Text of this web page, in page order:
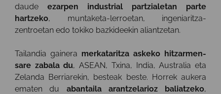
daude ezarpen industrial partzialetan parte
hartzeko, muntaketa-lerroetan, ingeniaritza-
zentroetan edo tokiko bazkideekin aliantzetan.
Tailandia gainera merkataritza askeko hitzarmen-
sare zabala du, ASEAN, Txina, India, Australia eta
Zelanda Berriarekin, besteak beste. Horrek aukera
ematen du abantaila arantzelarioz baliatzeko,